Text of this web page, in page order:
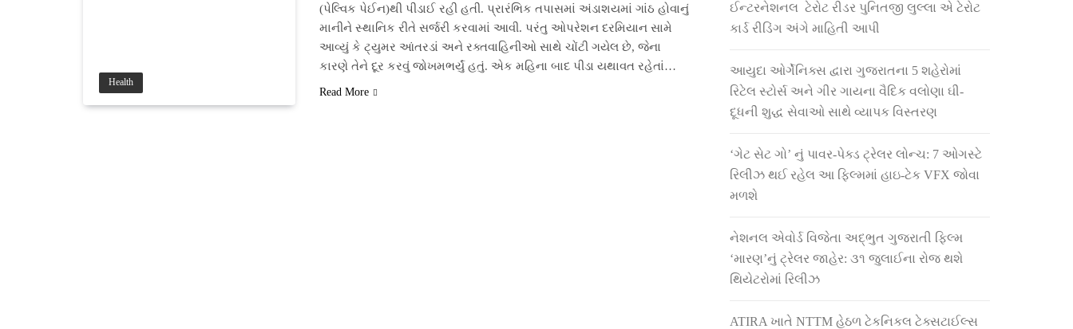
Health
(પેલ્વિક પેઈન)થી પીડાઈ રહી હતી. પ્રારંભિક તપાસમાં અંડાશયમાં ગાંઠ હોવાનું
માનીને સ્થાનિક રીતે સર્જરી કરવામાં આવી. પરંતુ ઓપરેશન દરમિયાન સામે
આવ્યું કે ટ્યુમર આંતરડાં અને રક્તવાહિનીઓ સાથે ચોંટી ગયેલ છે, જેના
કારણે તેને દૂર કરવું જોખમભર્યું હતું. એક મહિના બાદ પીડા યથાવત રહેતાં…
Read More
ઈન્ટરનેશનલ ટેરોટ રીડર પુનિતજી લુલ્લા એ ટેરોટ
કાર્ડ રીડિંગ અંગે માહિતી આપી
આયુદા ઓર્ગેનિક્સ દ્વારા ગુજરાતના 5 શહેરોમાં
રિટેલ સ્ટોર્સ અને ગીર ગાયના વૈદિક વલોણા ઘી-
દૂધની શુદ્ધ સેવાઓ સાથે વ્યાપક વિસ્તરણ
‘ગેટ સેટ ગો’ નું પાવર-પેક્ડ ટ્રેલર લોન્ચ: 7 ઓગસ્ટે
રિલીઝ થઈ રહેલ આ ફિલ્મમાં હાઇ-ટેક VFX જોવા
મળશે
નેશનલ એવોર્ડ વિજેતા અદ્ભુત ગુજરાતી ફિલ્મ
‘મારણ’નું ટ્રેલર જાહેર: ૩૧ જુલાઈના રોજ થશે
થિયેટરોમાં રિલીઝ
ATIRA ખાતે NTTM હેઠળ ટેકનિકલ ટેક્સટાઈલ્સ